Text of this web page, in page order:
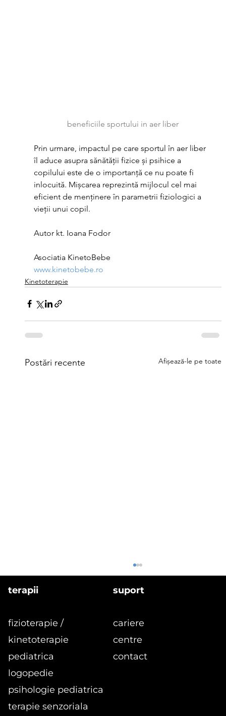
beneficiile sportului in aer liber
Prin urmare, impactul pe care sportul în aer liber
îl aduce asupra sănătății fizice și psihice a
copilului este de o importanță ce nu poate fi
inlocuită. Mișcarea reprezintă mijlocul cel mai
eficient de menținere în parametrii fiziologici a
vieții unui copil.
Autor kt. Ioana Fodor
Asociatia KinetoBebe
www.kinetobebe.ro
Kinetoterapie
Postări recente Afișează-le pe toate
Programe de kinetoterapie pentru
copii 3-7 ani: dezvoltare, preventie
si recuperare
terapii
fizioterapie /
kinetoterapie
pediatrica
logopedie
psihologie pediatrica
terapie senzoriala
suport
cariere
centre
contact